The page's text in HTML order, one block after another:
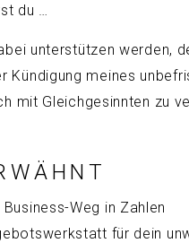
du …
unterstützen werden,
Kündigung meines
mit Gleichgesinnten zu
Weg in Zahlen
für dein